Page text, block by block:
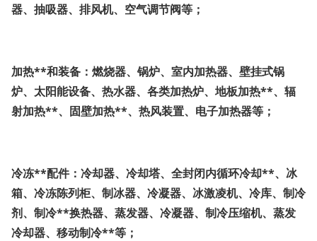
器、抽吸器、排风机、空气调节阀等；
加热**和装备：燃烧器、锅炉、室内加热器、壁挂式锅
炉、太阳能设备、热水器、各类加热炉、地板加热**、辐
射加热**、固壁加热**、热风装置、电子加热器等；
冷冻**配件：冷却器、冷却塔、全封闭内循环冷却**、冰
箱、冷冻陈列柜、制冰器、冷凝器、冰激凌机、冷库、制冷
剂、制冷**换热器、蒸发器、冷凝器、制冷压缩机、蒸发
冷却器、移动制冷**等；